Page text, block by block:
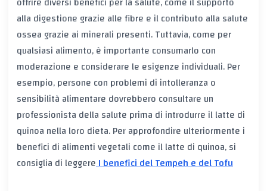
alla digestione grazie alle fibre e il contributo alla salute
ossea grazie ai minerali presenti. Tuttavia, come per
qualsiasi alimento, è importante consumarlo con
moderazione e considerare le esigenze individuali. Per
esempio, persone con problemi di intolleranza o
sensibilità alimentare dovrebbero consultare un
professionista della salute prima di introdurre il latte di
quinoa nella loro dieta. Per approfondire ulteriormente i
benefici di alimenti vegetali come il latte di quinoa, si
consiglia di leggereI benefici del Tempeh e del Tofu